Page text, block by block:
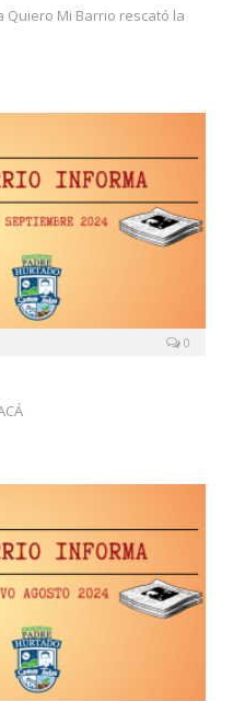
Mi Barrio rescató la
0